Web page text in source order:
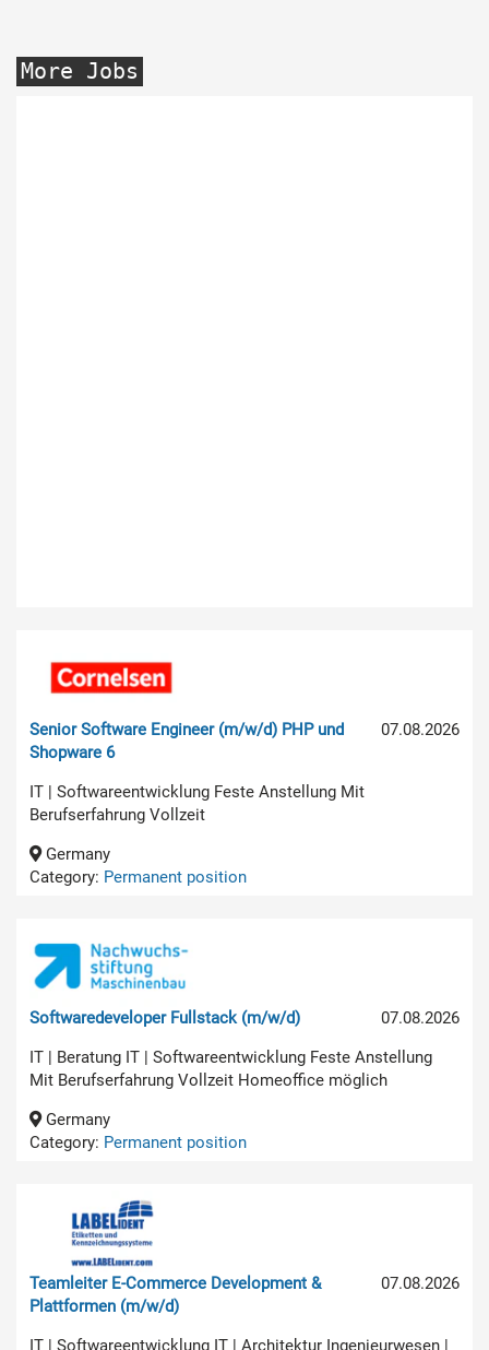
More Jobs
07.08.2026
Senior Software Engineer (m/w/d) PHP und
Shopware 6
IT | Softwareentwicklung Feste Anstellung Mit
Berufserfahrung Vollzeit
Germany
Category: Permanent position
07.08.2026
Softwaredeveloper Fullstack (m/w/d)
IT | Beratung IT | Softwareentwicklung Feste Anstellung
Mit Berufserfahrung Vollzeit Homeoffice möglich
Germany
Category: Permanent position
07.08.2026
Teamleiter E-Commerce Development &
Plattformen (m/w/d)
IT | Softwareentwicklung IT | Architektur Ingenieurwesen |